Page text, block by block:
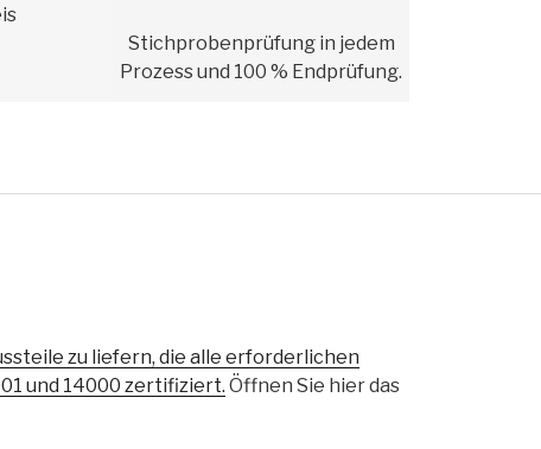
Stichprobenprüfung in jedem
Prozess und 100 % Endprüfung.
zu liefern, die alle erforderlichen
und 14000 zertifiziert. Öffnen Sie hier das